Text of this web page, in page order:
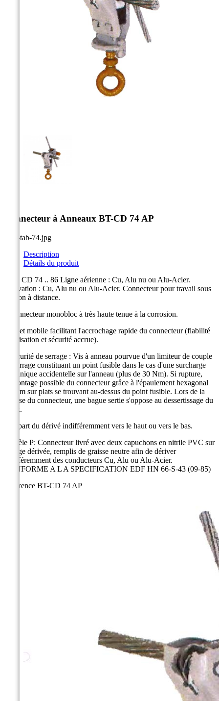
Connecteur à Anneaux BT-CD 74 AP
Description
Détails du produit
Série CD 74 .. 86 Ligne aérienne : Cu, Alu nu ou Alu-Acier.
Dérivation : Cu, Alu nu ou Alu-Acier. Connecteur pour travail sous
tension à distance.
• Connecteur monobloc à très haute tenue à la corrosion.
• Volet mobile facilitant l'accrochage rapide du connecteur (fiabilité
d'utilisation et sécurité accrue).
• Sécurité de serrage : Vis à anneau pourvue d'un limiteur de couple
de serrage constituant un point fusible dans le cas d'une surcharge
mécanique accidentelle sur l'anneau (plus de 30 Nm). Si rupture,
démontage possible du connecteur grâce à l'épaulement hexagonal
13 mm sur plats se trouvant au-dessus du point fusible. Lors de la
dépose du connecteur, une bague sertie s'oppose au dessertissage du
sabot.
• Départ du dérivé indifféremment vers le haut ou vers le bas.
Modèle P: Connecteur livré avec deux capuchons en nitrile PVC sur
la cage dérivée, remplis de graisse neutre afin de dériver
indifféremment des conducteurs Cu, Alu ou Alu-Acier.
CONFORME A L A SPECIFICATION EDF HN 66-S-43 (09-85)
Référence BT-CD 74 AP